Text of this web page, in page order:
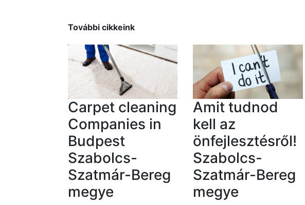
További cikkeink
Carpet cleaning
Companies in
Budpest
Szabolcs-
Szatmár-Bereg
megye
Amit tudnod
kell az
önfejlesztésről!
Szabolcs-
Szatmár-Bereg
megye